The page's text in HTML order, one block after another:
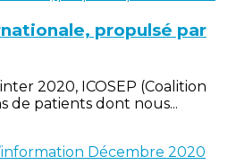
propulsé par
2020, ICOSEP (Coalition
de patients dont nous...